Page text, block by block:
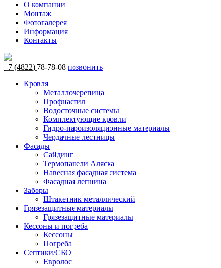
О компании
Монтаж
Фотогалерея
Информация
Контакты
+7 (4822) 78-78-08 позвонить
Кровля
Металлочерепица
Профнастил
Водосточные системы
Комплектующие кровли
Гидро-пароизоляционные материалы
Чердачные лестницы
Фасады
Сайдинг
Термопанели Аляска
Навесная фасадная система
Фасадная лепнина
Заборы
Штакетник металлический
Грязезащитные материалы
Грязезащитные материалы
Кессоны и погреба
Кессоны
Погреба
Септики/СБО
Евролос